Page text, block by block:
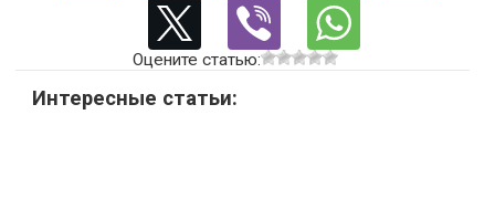
Оцените статью:
Интересные статьи: